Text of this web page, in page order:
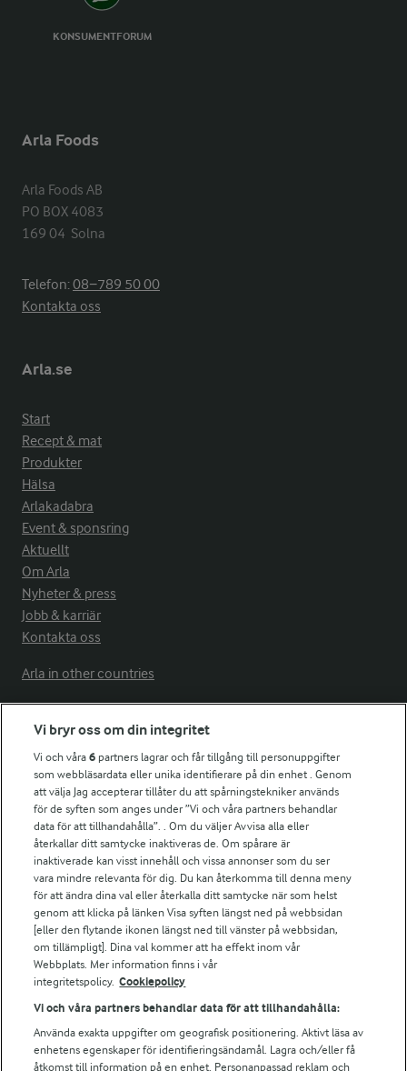
KONSUMENTFORUM
Arla Foods
Arla Foods AB
PO BOX 4083
169 04  Solna
Telefon:08−789 50 00
Kontakta oss
Arla.se
Start
Recept & mat
Produkter
Hälsa
Arlakadabra
Event & sponsring
Aktuellt
Om Arla
Nyheter & press
Jobb & karriär
Kontakta oss
Arla in other countries
Fler Arlasajter
För ägare
Arlas kundportal
Arla.com
Falbygdens Ost
Arla webbshop
Bildbank
Följ oss
Vi bryr oss om din integritet
Vi och våra6 partners lagrar och får tillgång till personuppgifter
som webbläsardata eller unika identifierare på din enhet . Genom
att välja Jag accepterar tillåter du att spårningstekniker används
för de syften som anges under ”Vi och våra partners behandlar
data för att tillhandahålla”. . Om du väljer Avvisa alla eller
återkallar ditt samtycke inaktiveras de. Om spårare är
inaktiverade kan visst innehåll och vissa annonser som du ser
vara mindre relevanta för dig. Du kan återkomma till denna meny
för att ändra dina val eller återkalla ditt samtycke när som helst
genom att klicka på länken Visa syften längst ned på webbsidan
[eller den flytande ikonen längst ned till vänster på webbsidan,
om tillämpligt]. Dina val kommer att ha effekt inom vår
Webbplats. Mer information finns i vår
integritetspolicy. Cookiepolicy
Vi och våra partners behandlar data för att tillhandahålla:
Använda exakta uppgifter om geografisk positionering. Aktivt läsa av
enhetens egenskaper för identifieringsändamål. Lagra och/eller få
åtkomst till information på en enhet. Personanpassad reklam och